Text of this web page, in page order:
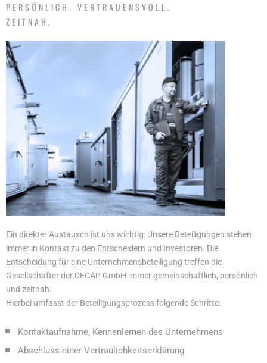
PERSÖNLICH. VERTRAUENSVOLL.
ZEITNAH.
Ein direkter Austausch ist uns wichtig: Unsere Beteiligungen stehen
immer in Kontakt zu den Entscheidern und Investoren. Die
Entscheidung für eine Unternehmensbeteiligung treffen die
Gesellschafter der DECAP GmbH immer gemeinschaftlich, persönlich
und zeitnah.
Hierbei umfasst der Beteiligungsprozess folgende Schritte:
Kontaktaufnahme, Kennenlernen des Unternehmens
Abschluss einer Vertraulichkeitserklärung